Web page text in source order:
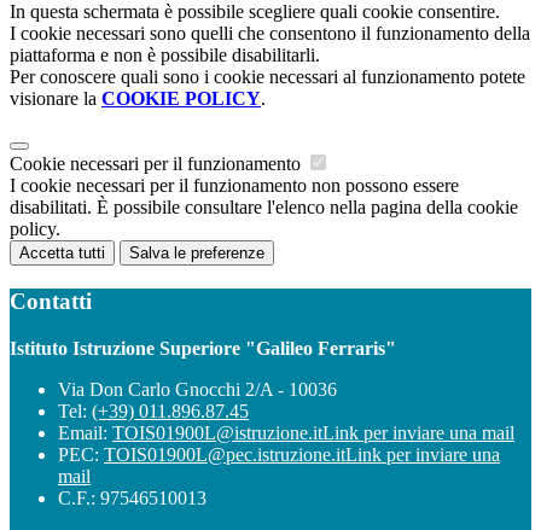
In questa schermata è possibile scegliere quali cookie consentire.
I cookie necessari sono quelli che consentono il funzionamento della
piattaforma e non è possibile disabilitarli.
Per conoscere quali sono i cookie necessari al funzionamento potete
visionare la COOKIE POLICY.
Cookie necessari per il funzionamento
I cookie necessari per il funzionamento non possono essere
disabilitati. È possibile consultare l'elenco nella pagina della cookie
policy.
Accetta tutti Salva le preferenze
Contatti
Istituto Istruzione Superiore "Galileo Ferraris"
Via Don Carlo Gnocchi 2/A - 10036
Tel: (+39) 011.896.87.45
Email: TOIS01900L@istruzione.itLink per inviare una mail
PEC: TOIS01900L@pec.istruzione.itLink per inviare una
mail
C.F.: 97546510013